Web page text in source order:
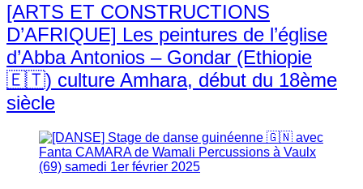
[ARTS ET CONSTRUCTIONS
D’AFRIQUE] Les peintures de l’église
d’Abba Antonios – Gondar (Ethiopie
🇪🇹) culture Amhara, début du 18ème
siècle